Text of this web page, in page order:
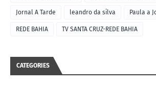
Jornal A Tarde leandro da silva Paula a
REDE BAHIA TV SANTA CRUZ-REDE BAHIA
CATEGORIES